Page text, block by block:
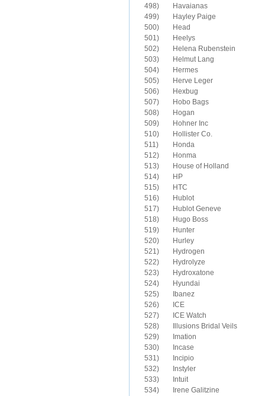
498)	Havaianas
499)	Hayley Paige
500)	Head
501)	Heelys
502)	Helena Rubenstein
503)	Helmut Lang
504)	Hermes
505)	Herve Leger
506)	Hexbug
507)	Hobo Bags
508)	Hogan
509)	Hohner Inc
510)	Hollister Co.
511)	Honda
512)	Honma
513)	House of Holland
514)	HP
515)	HTC
516)	Hublot
517)	Hublot Geneve
518)	Hugo Boss
519)	Hunter
520)	Hurley
521)	Hydrogen
522)	Hydrolyze
523)	Hydroxatone
525)	Ibanez
526)	ICE
527)	ICE Watch
528)	Illusions Bridal Veils
529)	Imation
530)	Incase
531)	Incipio
532)	Instyler
533)	Intuit
534)	Irene Galitzine